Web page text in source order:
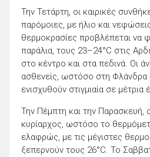
Την Τετάρτη, οι καιρικές
παρόμοιες, με ήλιο και
θερμοκρασίες προβλέπεται να
παράλια, τους 23–24°C στις
στο κέντρο και στα πεδινά. Οι
ασθενείς, ωστόσο στη Φλάνδρα
ενισχυθούν στιγμιαία σε μέτρια
Την Πέμπτη και την Παρασκευή,
κυρίαρχος, ωστόσο το
ελαφρώς, με τις μέγιστες
ξεπερνούν τους 26°C. Το